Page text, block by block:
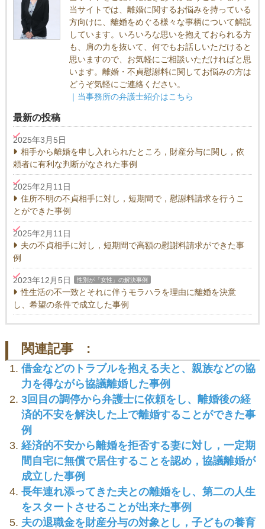
当サイトでは、離婚に関するお悩みを持っている
方向けに、離婚をめぐる様々な事柄について解説
しています。いろいろな思いを抱えておられる方
も、肩の力を抜いて、何でもお話しいただけると
思いますので、お気軽にご相談いただければと思
います。離婚・不貞慰謝料に関してお悩みの方は
どうぞ気軽にご連絡ください。
｜当事務所の弁護士紹介はこちら
最新の投稿
2025年3月5日
相手から離婚を申し入れられたところ，財産分与に関し，依
頼者に有利な判断がなされた事例
2025年2月11日
住所不明の不貞相手に対し，短期間で，慰謝料請求を行うこ
とができた事例
2025年2月11日
夫の不貞相手に対し，短期間で高額の慰謝料請求ができた事
例
2023年12月5日 性別が「女性」の解決事例
性生活の不一致とそれに伴うモラハラを理由に離婚を決意
し、希望の条件で成立した事例
関連記事 :
借金などのトラブルを抱える夫と、親族などの協
力を得ながら協議離婚した事例
3回目の調停から弁護士に依頼をし、離婚後の経
済的不安を解決した上で離婚することができた事
例
経済的不安から離婚を拒否する妻に対し，一定期
間自宅に無償で居住することを認め，協議離婚が
成立した事例
長年連れ添ってきた夫との離婚をし、第二の人生
をスタートさせることが出来た事例
夫の退職金を財産分与の対象とし，子どもの養育